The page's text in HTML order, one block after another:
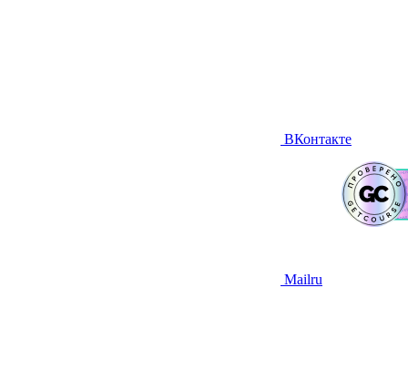
ВКонтакте
Mailru